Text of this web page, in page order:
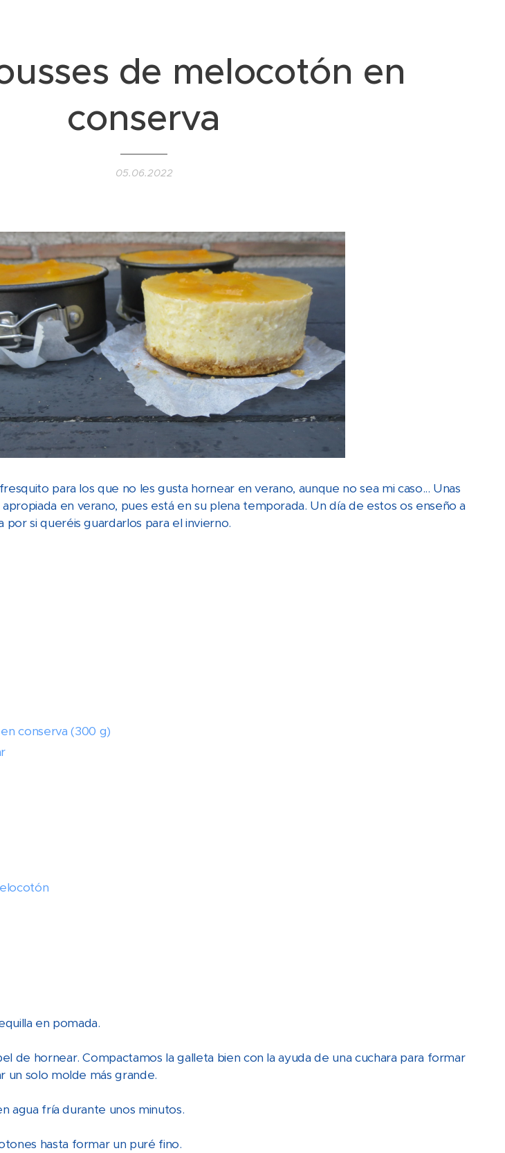
de melocotón en
conserva
05.06.2022
para los que no les gusta hornear en verano, aunque no sea mi caso... Unas
en verano, pues está en su plena temporada. Un día de estos os enseño a
si queréis guardarlos para el invierno.
conserva (300 g)
en pomada.
de hornear. Compactamos la galleta bien con la ayuda de una cuchara para formar
un solo molde más grande.
agua fría durante unos minutos.
hasta formar un puré fino.